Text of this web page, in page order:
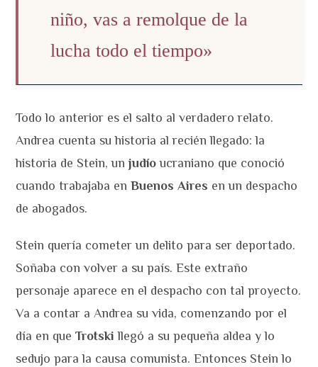
niño, vas a remolque de la
lucha todo el tiempo»
Todo lo anterior es el salto al verdadero relato.
Andrea cuenta su historia al recién llegado: la
historia de Stein, unjudío ucraniano que conoció
cuando trabajaba enBuenos Aires en un despacho
de abogados.
Stein quería cometer un delito para ser deportado.
Soñaba con volver a su país. Este extraño
personaje aparece en el despacho con tal proyecto.
Va a contar a Andrea su vida, comenzando por el
día en queTrotski llegó a su pequeña aldea y lo
sedujo para la causa comunista. Entonces Stein lo